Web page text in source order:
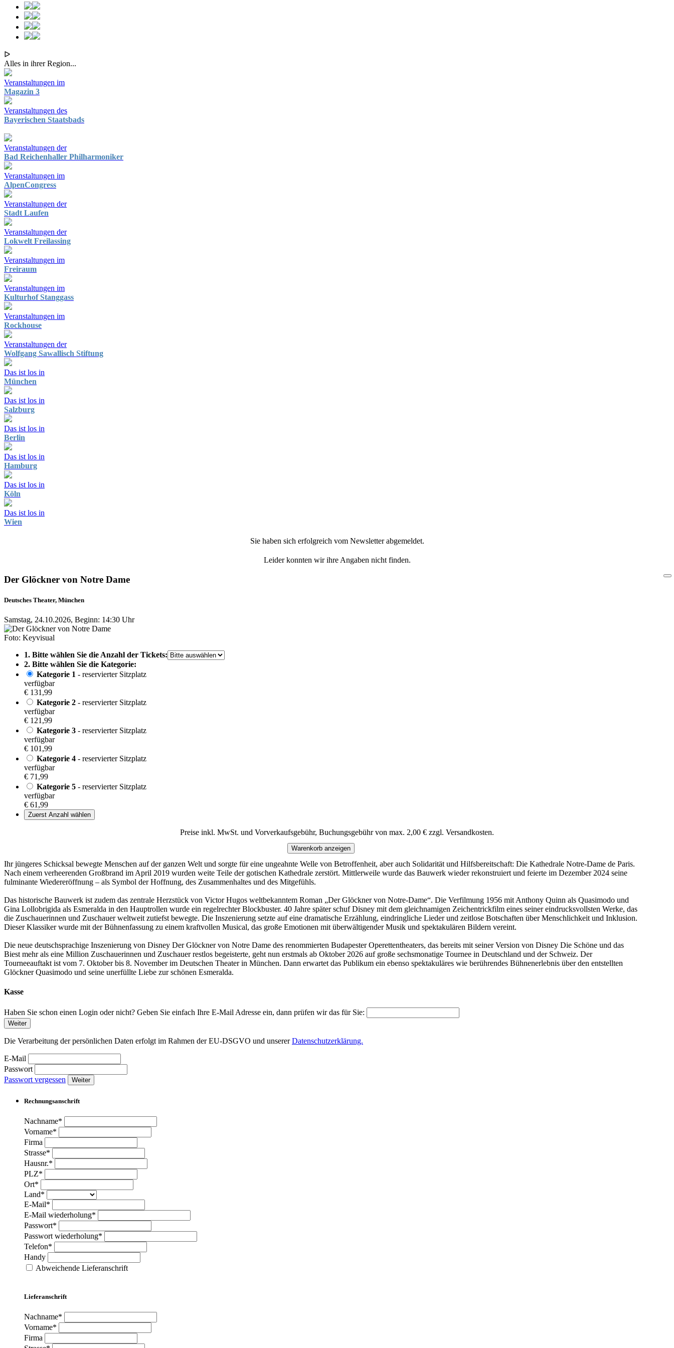
ᐅ
Alles in ihrer Region...
Veranstaltungen im
Magazin 3
Veranstaltungen des
Bayerischen Staatsbads
Veranstaltungen der
Bad Reichenhaller Philharmoniker
Veranstaltungen im
AlpenCongress
Veranstaltungen der
Stadt Laufen
Veranstaltungen der
Lokwelt Freilassing
Veranstaltungen im
Freiraum
Veranstaltungen im
Kulturhof Stanggass
Veranstaltungen im
Rockhouse
Veranstaltungen der
Wolfgang Sawallisch Stiftung
Das ist los in
München
Das ist los in
Salzburg
Das ist los in
Berlin
Das ist los in
Hamburg
Das ist los in
Köln
Das ist los in
Wien
Sie haben sich erfolgreich vom Newsletter abgemeldet.
Leider konnten wir ihre Angaben nicht finden.
Der Glöckner von Notre Dame
Deutsches Theater, München
Samstag, 24.10.2026, Beginn: 14:30 Uhr
Foto: Keyvisual
1. Bitte wählen Sie die Anzahl der Tickets:
2. Bitte wählen Sie die Kategorie:
Kategorie 1 - reservierter Sitzplatz
verfügbar
€ 131,99
Kategorie 2 - reservierter Sitzplatz
verfügbar
€ 121,99
Kategorie 3 - reservierter Sitzplatz
verfügbar
€ 101,99
Kategorie 4 - reservierter Sitzplatz
verfügbar
€ 71,99
Kategorie 5 - reservierter Sitzplatz
verfügbar
€ 61,99
Zuerst Anzahl wählen
Preise inkl. MwSt. und Vorverkaufsgebühr, Buchungsgebühr von max. 2,00 € zzgl. Versandkosten.
Warenkorb anzeigen
Ihr jüngeres Schicksal bewegte Menschen auf der ganzen Welt und sorgte für eine ungeahnte Welle von Betroffenheit, aber auch Solidarität und Hilfsbereitschaft: Die Kathedrale Notre-Dame de Paris.
Nach einem verheerenden Großbrand im April 2019 wurden weite Teile der gotischen Kathedrale zerstört. Mittlerweile wurde das Bauwerk wieder rekonstruiert und feierte im Dezember 2024 seine
fulminante Wiedereröffnung – als Symbol der Hoffnung, des Zusammenhaltes und des Mitgefühls.
Das historische Bauwerk ist zudem das zentrale Herzstück von Victor Hugos weltbekanntem Roman „Der Glöckner von Notre-Dame“. Die Verfilmung 1956 mit Anthony Quinn als Quasimodo und
Gina Lollobrigida als Esmeralda in den Hauptrollen wurde ein regelrechter Blockbuster. 40 Jahre später schuf Disney mit dem gleichnamigen Zeichentrickfilm eines seiner eindrucksvollsten Werke, das
die Zuschauerinnen und Zuschauer weltweit zutiefst bewegte. Die Inszenierung setzte auf eine dramatische Erzählung, eindringliche Lieder und zeitlose Botschaften über Menschlichkeit und Inklusion.
Dieser Klassiker wurde mit der Bühnenfassung zu einem kraftvollen Musical, das große Emotionen mit überwältigender Musik und spektakulären Bildern vereint.
Die neue deutschsprachige Inszenierung von Disney Der Glöckner von Notre Dame des renommierten Budapester Operettentheaters, das bereits mit seiner Version von Disney Die Schöne und das
Biest mehr als eine Million Zuschauerinnen und Zuschauer restlos begeisterte, geht nun erstmals ab Oktober 2026 auf große sechsmonatige Tournee in Deutschland und der Schweiz. Der
Tourneeauftakt ist vom 7. Oktober bis 8. November im Deutschen Theater in München. Dann erwartet das Publikum ein ebenso spektakuläres wie berührendes Bühnenerlebnis über den entstellten
Glöckner Quasimodo und seine unerfüllte Liebe zur schönen Esmeralda.
Kasse
Haben Sie schon einen Login oder nicht? Geben Sie einfach Ihre E-Mail Adresse ein, dann prüfen wir das für Sie:
Weiter
Die Verarbeitung der persönlichen Daten erfolgt im Rahmen der EU-DSGVO und unsererDatenschutzerklärung.
E-Mail
Passwort
Passwort vergessen
Weiter
Rechnungsanschrift
Nachname*
Vorname*
Firma
Strasse*
Hausnr.*
PLZ*
Ort*
Land*
E-Mail*
E-Mail wiederholung*
Passwort*
Passwort wiederholung*
Telefon*
Handy
Abweichende Lieferanschrift
Lieferanschrift
Nachname*
Vorname*
Firma